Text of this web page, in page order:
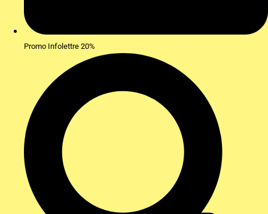
Promo Infolettre 20%